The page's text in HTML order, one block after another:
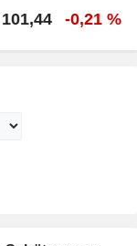
101,44 -0,21 %